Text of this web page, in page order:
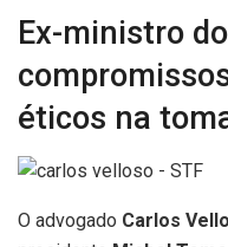
Ex-ministro
éticos na
O advogado Carlos